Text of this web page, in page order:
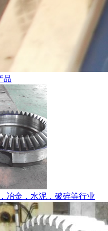
品
冶金，水泥，破碎等行业